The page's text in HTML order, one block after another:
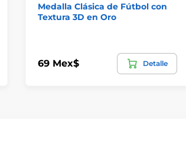
Medalla Clásica de Fútbol con
Textura 3D en Oro
69 Mex$ Detalle